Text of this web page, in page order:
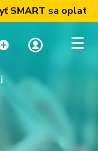
Moja zóna
SMART sa oplatí!